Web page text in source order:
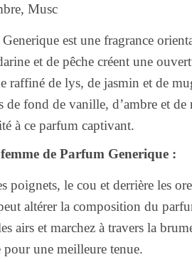
Musc
est une fragrance
et de pêche créent une
raffiné de lys, de jasmin et de
fond de vanille, d’ambre et de
à ce parfum captivant.
de Parfum Generique :
poignets, le cou et derrière les
altérer la composition du
airs et marchez à travers la
une meilleure tenue.